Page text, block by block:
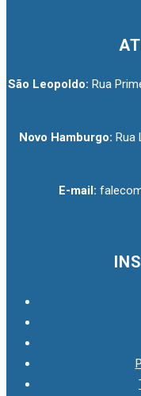
São Leopoldo: Rua
Novo Hamburgo: Rua
E-mail: